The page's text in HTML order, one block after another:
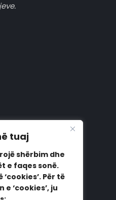
tuaj
shërbim dhe
e faqes sonë.
Për të
‘cookies’, ju